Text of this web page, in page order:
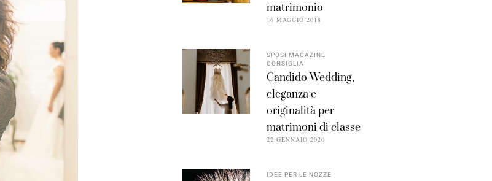
matrimonio
16 MAGGIO 2018
SPOSI MAGAZINE
CONSIGLIA
Candido Wedding,
eleganza e
originalità per
matrimoni di classe
22 GENNAIO 2020
IDEE PER LE NOZZE